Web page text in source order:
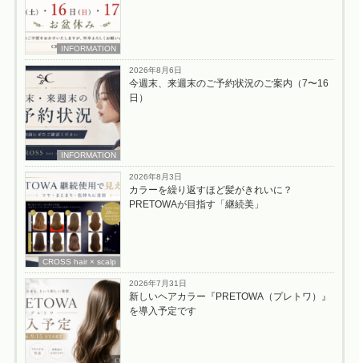
INFORMATION
INFORMATION
2026年8月6日
今週末、来週末のご予約状況のご案内（7〜16
日）
CROSS hair × scalp
2026年8月3日
カラーを繰り返すほど髪がきれいに？
PRETOWAが目指す「継続美」
2026年7月31日
新しいヘアカラー『PRETOWA（プレトワ）』
を導入予定です